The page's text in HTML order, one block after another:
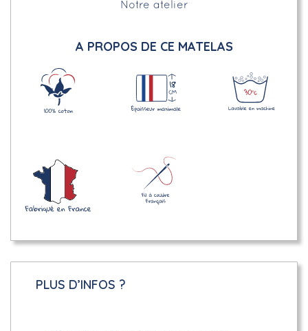
Notre atelier
A PROPOS DE CE MATELAS
PLUS D’INFOS ?